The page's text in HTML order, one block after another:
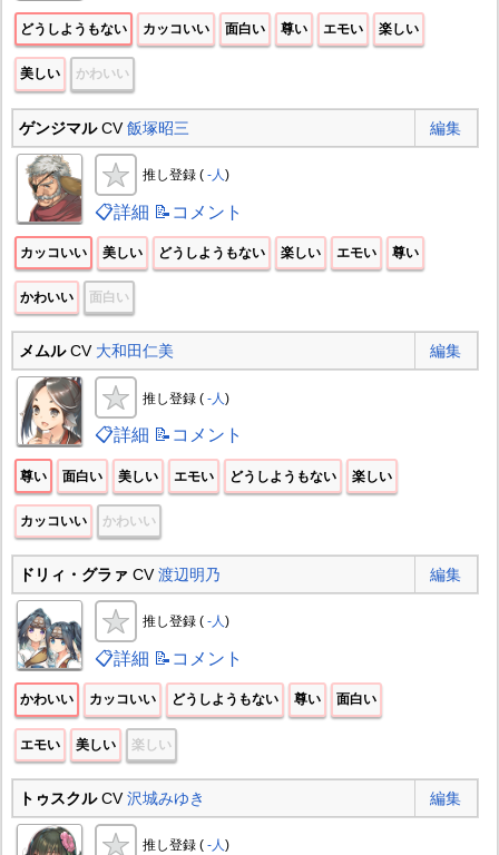
どうしようもない カッコいい 面白い 尊い エモい 楽しい
美しい かわいい
ゲンジマルCV飯塚昭三 編集
推し登録 ( -人)
📋詳細 📝コメント
カッコいい 美しい どうしようもない 楽しい エモい 尊い
かわいい 面白い
メムルCV 大和田仁美 編集
推し登録 ( -人 )
📋詳細 📝コメント
尊い 面白い 美しい エモい どうしようもない 楽しい
カッコいい かわいい
ドリィ・グラァ CV渡辺明乃 編集
推し登録 ( -人)
📋詳細 📝コメント
かわいい カッコいい どうしようもない 尊い 面白い
エモい 美しい 楽しい
トゥスクルCV沢城みゆき 編集
推し登録 ( -人)